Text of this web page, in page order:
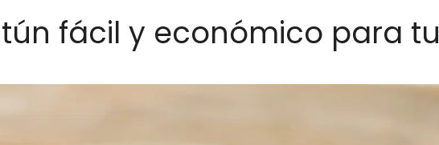
fácil y económico para tu